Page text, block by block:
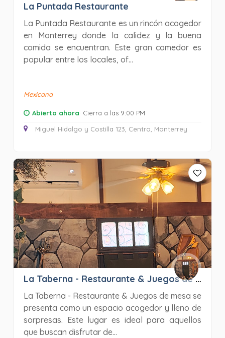
La Puntada Restaurante
La Puntada Restaurante es un rincón acogedor
en Monterrey donde la calidez y la buena
comida se encuentran. Este gran comedor es
popular entre los locales, of...
Mexicana
Abierto ahora· Cierra a las 9:00 PM
Miguel Hidalgo y Costilla 123, Centro, Monterrey
La Taberna - Restaurante & Juegos de mesa
La Taberna - Restaurante & Juegos de mesa se
presenta como un espacio acogedor y lleno de
sorpresas. Este lugar es ideal para aquellos
que buscan disfrutar de...